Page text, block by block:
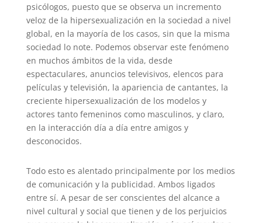
psicólogos, puesto que se observa un incremento
veloz de la hipersexualización en la sociedad a nivel
global, en la mayoría de los casos, sin que la misma
sociedad lo note. Podemos observar este fenómeno
en muchos ámbitos de la vida, desde
espectaculares, anuncios televisivos, elencos para
películas y televisión, la apariencia de cantantes, la
creciente hipersexualización de los modelos y
actores tanto femeninos como masculinos, y claro,
en la interacción día a día entre amigos y
desconocidos.
Todo esto es alentado principalmente por los medios
de comunicación y la publicidad. Ambos ligados
entre sí. A pesar de ser conscientes del alcance a
nivel cultural y social que tienen y de los perjuicios